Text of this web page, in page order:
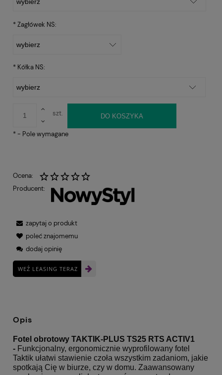
*Zagłówek NS:
* Kółka NS:
szt. DO KOSZYKA
*- Pole wymagane
Ocena:
Producent:
zapytaj o produkt
poleć znajomemu
dodaj opinię
WEŹ LEASING TERAZ
Opis
Fotel obrotowy TAKTIK-PLUS TS25 RTS ACTIV1
- Funkcjonalny, ergonomicznie wyprofilowany fotel
Taktik ułatwi stawienie czoła wszystkim zadaniom, jakie
spotkają Cię w biurze, czy w domu. Zaawansowany